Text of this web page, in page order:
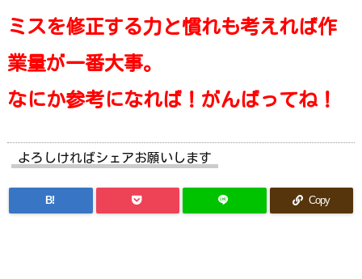
ミスを修正する力と慣れも考えれば作
業量が一番大事。
なにか参考になれば！がんばってね！
よろしければシェアお願いします
B! Copy